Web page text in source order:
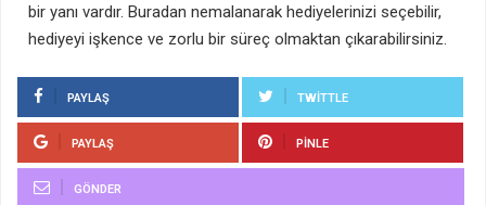
bir yanı vardır. Buradan nemalanarak hediyelerinizi seçebilir,
hediyeyi işkence ve zorlu bir süreç olmaktan çıkarabilirsiniz.
PAYLAŞ TWITTLE
PAYLAŞ PINLE
GÖNDER